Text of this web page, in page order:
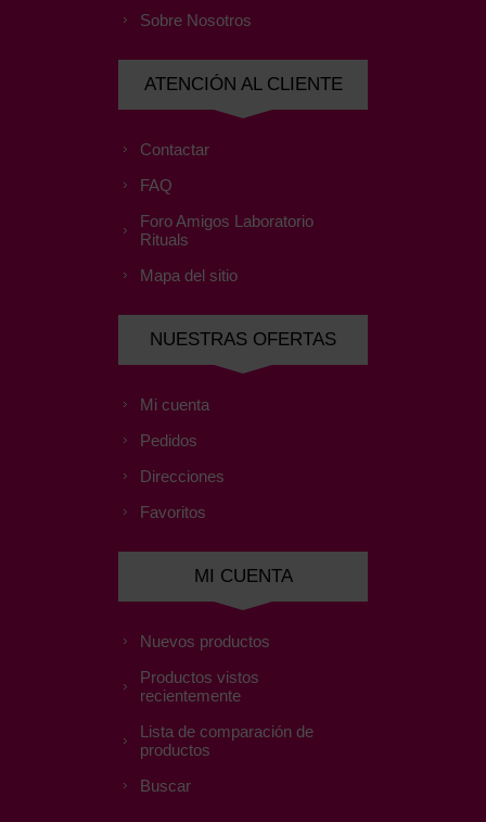
Sobre Nosotros
ATENCIÓN AL CLIENTE
Contactar
FAQ
Foro Amigos Laboratorio
Rituals
Mapa del sitio
NUESTRAS OFERTAS
Mi cuenta
Pedidos
Direcciones
Favoritos
MI CUENTA
Nuevos productos
Productos vistos
recientemente
Lista de comparación de
productos
Buscar